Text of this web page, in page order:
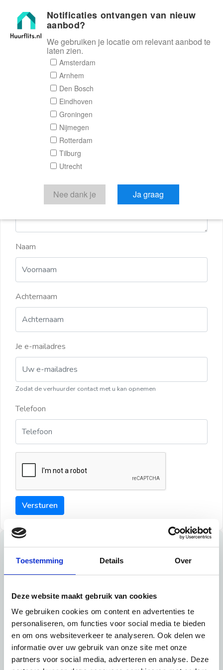
Toestemming Details Over
Deze website maakt gebruik van cookies
We gebruiken cookies om content en advertenties te
personaliseren, om functies voor social media te bieden
en om ons websiteverkeer te analyseren. Ook delen we
informatie over uw gebruik van onze site met onze
partners voor social media, adverteren en analyse. Deze
Huurflits
Reactieformulier
Huurflits
Verstuur je bericht
Door een bericht te sturen kom je in contact met de
aanbieder of makelaar van de woning.
Naam
Achternaam
Je e-mailadres
Zodat de verhuurder contact met u kan opnemen
Telefoon
Versturen
Tips
Tip 1:
Schrijf een duidelijke introductie en geef de volgende
informatie mee:
Ben je student, werkachtig of werkzoekend
Notificaties ontvangen van nieuw
aanbod?
We gebruiken je locatie om relevant aanbod te
laten zien.
Amsterdam
Arnhem
Den Bosch
Eindhoven
Groningen
Nijmegen
Rotterdam
Tilburg
Utrecht
Nee dank je Ja graag